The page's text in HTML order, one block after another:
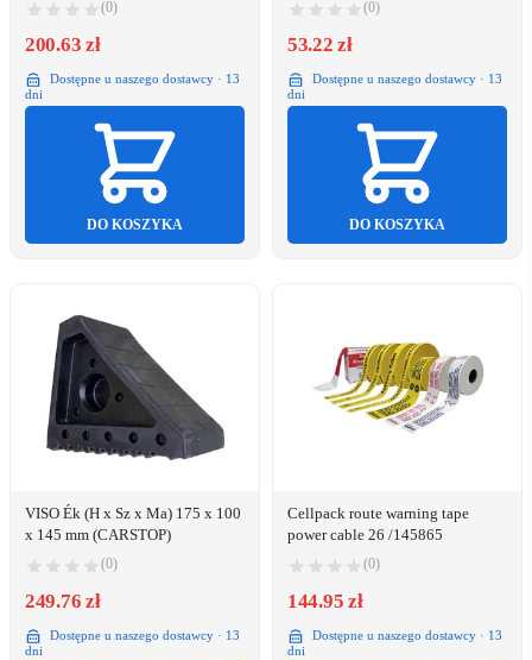
mm x 185 mm ISO 7010 1 db
(36.A6240)
(0)
200.63 zł
Dostępne u naszego dostawcy · 13
dni
DO KOSZYKA
(0)
53.22 zł
Dostępne u naszego dostawcy · 13
dni
DO KOSZYKA
VISO Ék (H x Sz x Ma) 175 x 100
x 145 mm (CARSTOP)
(0)
249.76 zł
Dostępne u naszego dostawcy · 13
dni
Cellpack route warning tape
power cable 26 /145865
(0)
144.95 zł
Dostępne u naszego dostawcy · 13
dni